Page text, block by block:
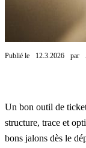
Publié le 12.3.2026 par
Un bon outil de
structure, trace et
bons jalons dès le